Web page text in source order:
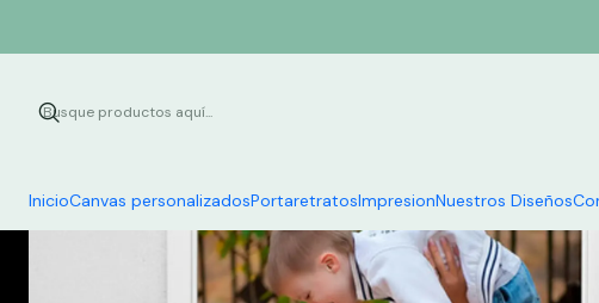
InicioCanvas personalizadosPortaretratosImpresionNuestros Diseños